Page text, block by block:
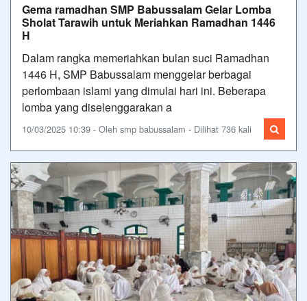
Gema ramadhan SMP Babussalam Gelar Lomba
Sholat Tarawih untuk Meriahkan Ramadhan 1446
H
Dalam rangka memeriahkan bulan suci Ramadhan
1446 H, SMP Babussalam menggelar berbagai
perlombaan islami yang dimulai hari ini. Beberapa
lomba yang diselenggarakan a
10/03/2025 10:39 - Oleh smp babussalam - Dilihat 736 kali